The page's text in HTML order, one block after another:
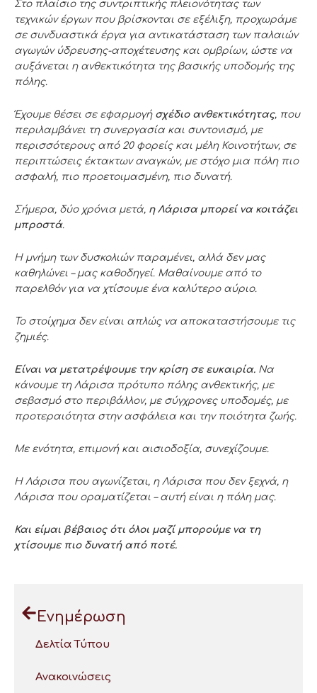
Στο πλαίσιο της συντριπτικής πλειονότητας των
τεχνικών έργων που βρίσκονται σε εξέλιξη, προχωράμε
σε συνδυαστικά έργα για αντικατάσταση των παλαιών
αγωγών ύδρευσης-αποχέτευσης και ομβρίων, ώστε να
αυξάνεται η ανθεκτικότητα της βασικής υποδομής της
πόλης.
Έχουμε θέσει σε εφαρμογή σχέδιο ανθεκτικότητας, που
περιλαμβάνει τη συνεργασία και συντονισμό, με
περισσότερους από 20 φορείς και μέλη Κοινοτήτων, σε
περιπτώσεις έκτακτων αναγκών, με στόχο μια πόλη πιο
ασφαλή, πιο προετοιμασμένη, πιο δυνατή.
Σήμερα, δύο χρόνια μετά, η Λάρισα μπορεί να κοιτάζει
μπροστά.
Η μνήμη των δυσκολιών παραμένει, αλλά δεν μας
καθηλώνει – μας καθοδηγεί. Μαθαίνουμε από το
παρελθόν για να χτίσουμε ένα καλύτερο αύριο.
Το στοίχημα δεν είναι απλώς να αποκαταστήσουμε τις
ζημιές.
Είναι να μετατρέψουμε την κρίση σε ευκαιρία. Να
κάνουμε τη Λάρισα πρότυπο πόλης ανθεκτικής, με
σεβασμό στο περιβάλλον, με σύγχρονες υποδομές, με
προτεραιότητα στην ασφάλεια και την ποιότητα ζωής.
Με ενότητα, επιμονή και αισιοδοξία, συνεχίζουμε.
Η Λάρισα που αγωνίζεται, η Λάρισα που δεν ξεχνά, η
Λάρισα που οραματίζεται – αυτή είναι η πόλη μας.
Και είμαι βέβαιος ότι όλοι μαζί μπορούμε να τη
χτίσουμε πιο δυνατή από ποτέ.
Ενημέρωση
Δελτία Τύπου
Ανακοινώσεις